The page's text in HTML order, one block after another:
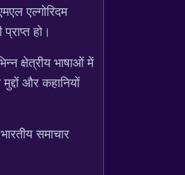
एल्गोरिदम
हो।
क्षेत्रीय भाषाओं में
और कहानियों
समाचार